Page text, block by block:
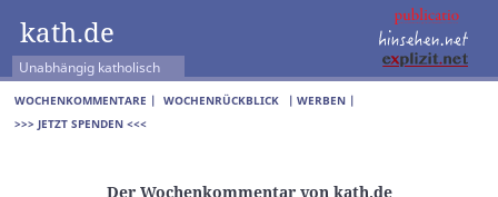
kath.de
Unabhängig katholisch
WOCHENKOMMENTARE | WOCHENRÜCKBLICK
| WERBEN |
>>> JETZT SPENDEN <<<
Der Wochenkommentar von kath.de